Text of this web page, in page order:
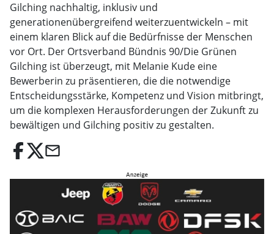
Gilching nachhaltig, inklusiv und
generationenübergreifend weiterzuentwickeln – mit
einem klaren Blick auf die Bedürfnisse der Menschen
vor Ort. Der Ortsverband Bündnis 90/Die Grünen
Gilching ist überzeugt, mit Melanie Kude eine
Bewerberin zu präsentieren, die die notwendige
Entscheidungsstärke, Kompetenz und Vision mitbringt,
um die komplexen Herausforderungen der Zukunft zu
bewältigen und Gilching positiv zu gestalten.
email